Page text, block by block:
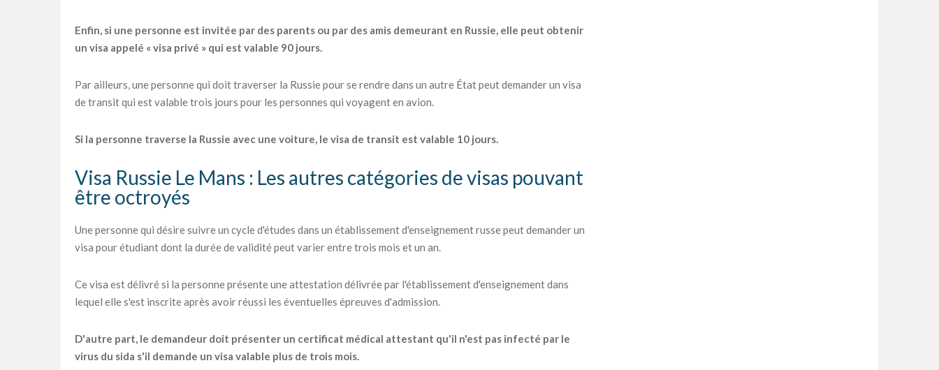
Enfin, si une personne est invitée par des parents ou par des amis demeurant en Russie, elle peut obtenir
un visa appelé « visa privé » qui est valable 90 jours.
Par ailleurs, une personne qui doit traverser la Russie pour se rendre dans un autre État peut demander un visa
de transit qui est valable trois jours pour les personnes qui voyagent en avion.
Si la personne traverse la Russie avec une voiture, le visa de transit est valable 10 jours.
Visa Russie Le Mans : Les autres catégories de visas pouvant
être octroyés
Une personne qui désire suivre un cycle d'études dans un établissement d'enseignement russe peut demander un
visa pour étudiant dont la durée de validité peut varier entre trois mois et un an.
Ce visa est délivré si la personne présente une attestation délivrée par l'établissement d'enseignement dans
lequel elle s'est inscrite après avoir réussi les éventuelles épreuves d'admission.
D'autre part, le demandeur doit présenter un certificat médical attestant qu'il n'est pas infecté par le
virus du sida s'il demande un visa valable plus de trois mois.